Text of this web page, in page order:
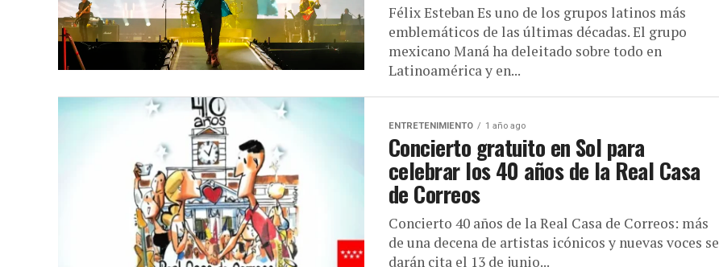
Félix Esteban Es uno de los grupos latinos más
emblemáticos de las últimas décadas. El grupo
mexicano Maná ha deleitado sobre todo en
Latinoamérica y en...
ENTRETENIMIENTO 1 año ago
Concierto gratuito en Sol para
celebrar los 40 años de la Real Casa
de Correos
Concierto 40 años de la Real Casa de Correos: más
de una decena de artistas icónicos y nuevas voces se
darán cita el 13 de junio...